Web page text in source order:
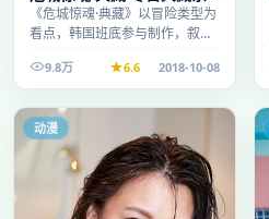
列温情叙事引人入胜
《危城惊魂·典藏》以冒险类型为
看点，韩国班底参与制作，叙事
观看。
9.8万 6.6 2018-10-08
动漫